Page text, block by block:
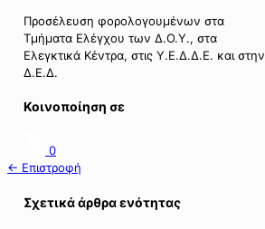
Προσέλευση φορολογουμένων στα
Τμήματα Ελέγχου των Δ.Ο.Υ., στα
Ελεγκτικά Κέντρα, στις Υ.Ε.Δ.Δ.Ε. και στην
Δ.Ε.Δ.
Κοινοποίηση σε
0
← Επιστροφή
Σχετικά άρθρα ενότητας